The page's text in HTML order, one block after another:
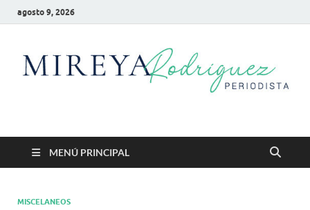
agosto 9, 2026
Mireya Rodriguez
MENÚ PRINCIPAL
MISCELANEOS